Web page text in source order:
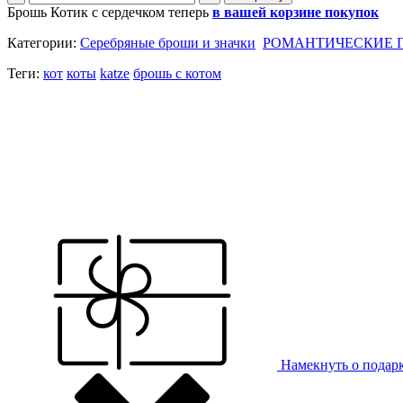
Брошь Котик с сердечком теперь в вашей корзине покупок
Категории: Серебряные броши и значки РОМАНТИЧЕСКИЕ
Теги: кот коты katze брошь с котом
Намекнуть о